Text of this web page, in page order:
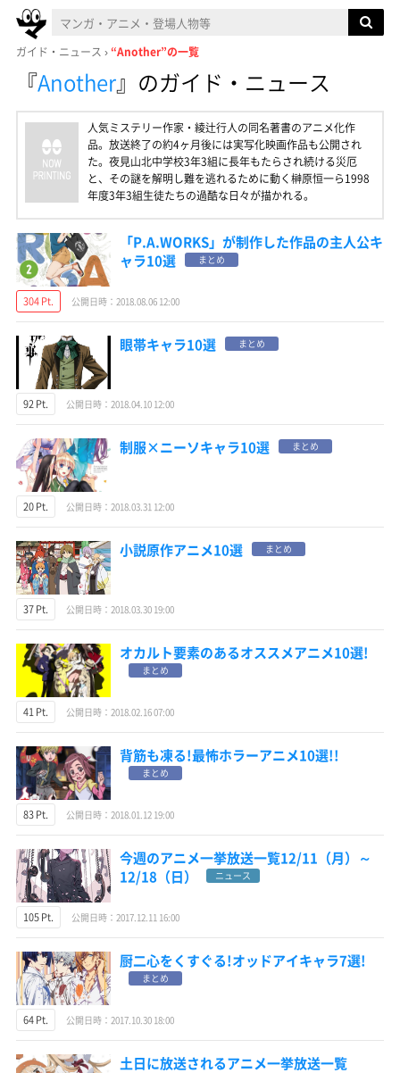
ガイド・ニュース “Another”の一覧
『Another』 のガイド・ニュース
人気ミステリー作家・綾辻行人の同名著書のアニメ化作
品。放送終了の約4ヶ月後には実写化映画作品も公開され
た。夜見山北中学校3年3組に長年もたらされ続ける災厄
と、その謎を解明し難を逃れるために動く榊原恒一ら1998
年度3年3組生徒たちの過酷な日々が描かれる。
「P.A.WORKS」が制作した作品の主人公キ
ャラ10選
まとめ
304 Pt. 公開日時：2018.08.06 12:00
眼帯キャラ10選 まとめ
92 Pt. 公開日時：2018.04.10 12:00
制服×ニーソキャラ10選 まとめ
20 Pt. 公開日時：2018.03.31 12:00
小説原作アニメ10選 まとめ
37 Pt. 公開日時：2018.03.30 19:00
オカルト要素のあるオススメアニメ10選!
まとめ
41 Pt. 公開日時：2018.02.16 07:00
背筋も凍る!最怖ホラーアニメ10選!!
まとめ
83 Pt. 公開日時：2018.01.12 19:00
今週のアニメ一挙放送一覧12/11（月）～
12/18（日）
ニュース
105 Pt. 公開日時：2017.12.11 16:00
厨二心をくすぐる!オッドアイキャラ7選!
まとめ
64 Pt. 公開日時：2017.10.30 18:00
土日に放送されるアニメ一挙放送一覧